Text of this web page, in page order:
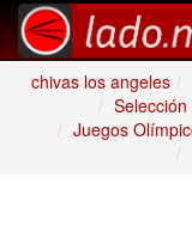
chivas los angeles
Juegos